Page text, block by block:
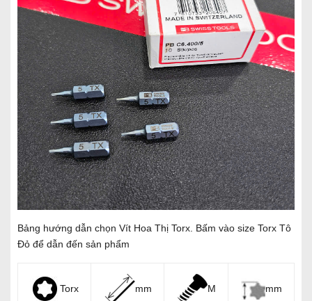
Bảng hướng dẫn chọn Vít Hoa Thị Torx. Bấm vào size Torx Tô
Đỏ để dẫn đến sản phẩm
Torx mm M mm